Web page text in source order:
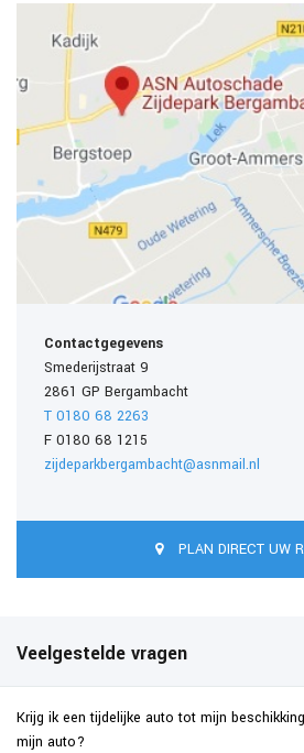
Contactgegevens
Smederijstraat 9
2861 GP Bergambacht
T 0180 68 2263
F 0180 68 1215
zijdeparkbergambacht@asnmail.nl
PLAN DIRECT UW
Veelgestelde vragen
Krijg ik een tijdelijke auto tot mijn
mijn auto?